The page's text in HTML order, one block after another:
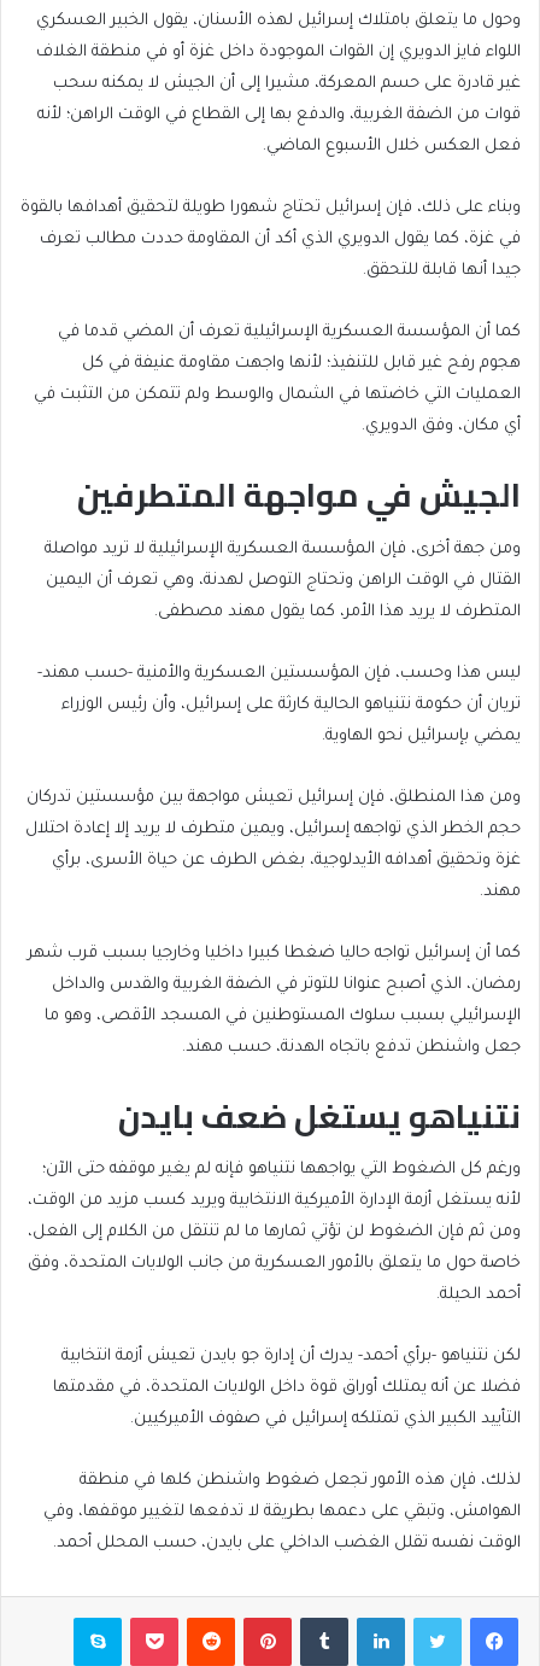
وحول ما يتعلق بامتلاك إسرائيل لهذه الأسنان، يقول الخبير العسكري
اللواء فايز الدويري إن القوات الموجودة داخل غزة أو في منطقة الغلاف
غير قادرة على حسم المعركة، مشيرا إلى أن الجيش لا يمكنه سحب
قوات من الضفة الغربية، والدفع بها إلى القطاع في الوقت الراهن؛ لأنه
فعل العكس خلال الأسبوع الماضي.
وبناء على ذلك، فإن إسرائيل تحتاج شهورا طويلة لتحقيق أهدافها بالقوة
في غزة، كما يقول الدويري الذي أكد أن المقاومة حددت مطالب تعرف
جيدا أنها قابلة للتحقق.
كما أن المؤسسة العسكرية الإسرائيلية تعرف أن المضي قدما في
هجوم رفح غير قابل للتنفيذ؛ لأنها واجهت مقاومة عنيفة في كل
العمليات التي خاضتها في الشمال والوسط ولم تتمكن من التثبت في
أي مكان، وفق الدويري.
الجيش في مواجهة المتطرفين
ومن جهة أخرى، فإن المؤسسة العسكرية الإسرائيلية لا تريد مواصلة
القتال في الوقت الراهن وتحتاج التوصل لهدنة، وهي تعرف أن اليمين
المتطرف لا يريد هذا الأمر، كما يقول مهند مصطفى.
ليس هذا وحسب، فإن المؤسستين العسكرية والأمنية -حسب مهند-
تريان أن حكومة نتنياهو الحالية كارثة على إسرائيل، وأن رئيس الوزراء
يمضي بإسرائيل نحو الهاوية.
ومن هذا المنطلق، فإن إسرائيل تعيش مواجهة بين مؤسستين تدركان
حجم الخطر الذي تواجهه إسرائيل، ويمين متطرف لا يريد إلا إعادة احتلال
غزة وتحقيق أهدافه الأيدلوجية، بغض الطرف عن حياة الأسرى، برأي
مهند.
كما أن إسرائيل تواجه حاليا ضغطا كبيرا داخليا وخارجيا بسبب قرب شهر
رمضان، الذي أصبح عنوانا للتوتر في الضفة الغربية والقدس والداخل
الإسرائيلي بسبب سلوك المستوطنين في المسجد الأقصى، وهو ما
جعل واشنطن تدفع باتجاه الهدنة، حسب مهند.
نتنياهو يستغل ضعف بايدن
ورغم كل الضغوط التي يواجهها نتنياهو فإنه لم يغير موقفه حتى الآن؛
لأنه يستغل أزمة الإدارة الأميركية الانتخابية ويريد كسب مزيد من الوقت،
ومن ثم فإن الضغوط لن تؤتي ثمارها ما لم تنتقل من الكلام إلى الفعل،
خاصة حول ما يتعلق بالأمور العسكرية من جانب الولايات المتحدة، وفق
أحمد الحيلة.
لكن نتنياهو -برأي أحمد- يدرك أن إدارة جو بايدن تعيش أزمة انتخابية
فضلا عن أنه يمتلك أوراق قوة داخل الولايات المتحدة، في مقدمتها
التأييد الكبير الذي تمتلكه إسرائيل في صفوف الأميركيين.
لذلك، فإن هذه الأمور تجعل ضغوط واشنطن كلها في منطقة
الهوامش، وتبقي على دعمها بطريقة لا تدفعها لتغيير موقفها، وفي
الوقت نفسه تقلل الغضب الداخلي على بايدن، حسب المحلل أحمد.
فيسبوكتويتر لينكدإن بينتيريست بوكيت سكايب